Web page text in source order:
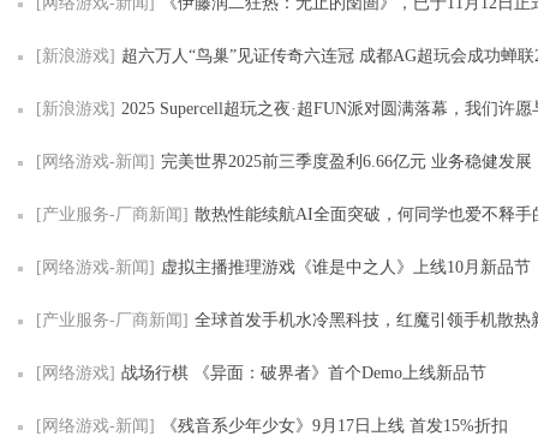
[新浪游戏] 超六万人“鸟巢”见证传奇六连冠 成都AG超玩会成功蝉联2025KPL年
[新浪游戏] 2025 Supercell超玩之夜·超FUN派对圆满落幕，我们许愿与玩家共赴
[网络游戏-新闻] 完美世界2025前三季度盈利6.66亿元 业务稳健发展
[产业服务-厂商新闻] 散热性能续航AI全面突破，何同学也爱不释手的红魔
[网络游戏-新闻] 虚拟主播推理游戏《谁是中之人》上线10月新品节
[产业服务-厂商新闻] 全球首发手机水冷黑科技，红魔引领手机散热
[网络游戏] 战场行棋 《异面：破界者》首个Demo上线新品节
[网络游戏-新闻] 《残音系少年少女》9月17日上线 首发15%折扣